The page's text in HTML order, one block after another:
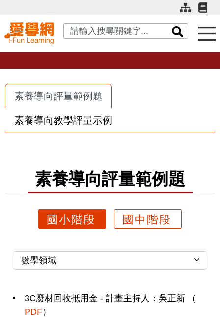
關鍵字搜尋
素養導向評量範例題
素養導向教學評量示例
素養導向評量範例題
國小階段 國中階段
數學領域
3C廢材回收抵用金 - 計畫主持人：吳正新 （
PDF）